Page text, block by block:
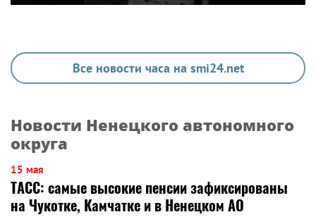
Все новости часа на smi24.net
Новости Ненецкого автономного
округа
15 мая
ТАСС: самые высокие пенсии зафиксированы
на Чукотке, Камчатке и в Ненецком АО